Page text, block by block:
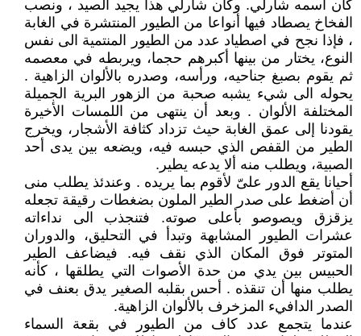
كان اسمه شارلي. وكان شارلي هذا يجيد الصيد ، ونصب
الفخاخ يصطاد فيها أنواعا من الطيور المنتشرة في الغابة
، فإذا نجح في اصطياد عدد من الطيور المنتمية الى نفس
النوع، يختار من بينها أكبرهم حجما، ويربطه في معصمه
ثم يقوم بصبغ جناحيه، ورأسه، وصدره بالألوان الزاهية .
يحوله الى شيء يشبه صحبة من الزهور البرية الجميلة
المختلفة الألوان . وبعد أن ينتهى من اللمسات الأخيرة
يقودنا إلى عمق الغابة حيث تزداد كثافة الأشجار، ويخرج
الطير من القفص الذي حبسه فيه، ويضعه بين يدى أحد
الصبية، ويطلب منه ألا يدعه يطير.
أحيانا يقع الدور علىّ لأقوم بما يريده . وعندئذ يطلب منى
أن أضغط على صدر الطير الملون بضغطات رقيقة تجعله
يزقزق ويصوصو بأعلى صوته. فتنجذب الى نداءاته
عشرات الطيور المشابهة وتبدأ في التحليق، والدوران
المتوتر فوق المكان الذي نقف فيه. فيضاعف الطير
الحبيس بين يدي من حدة الأصوات التي يطلقها ، كأنه
يطلب منها أن تنقذه . أحس بقلبه الصغير يدق بعنف في
الصدر الدافيء المزخرف بالألوان الزاهية.
عندما يتجمع عدد كاف من الطيور في بقعة السماء